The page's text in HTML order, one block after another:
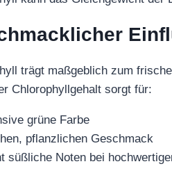
trägt maßgeblich zum
Chlorophyllgehalt sorgt für:
grüne Farbe
pflanzlichen Geschmack
süßliche Noten bei